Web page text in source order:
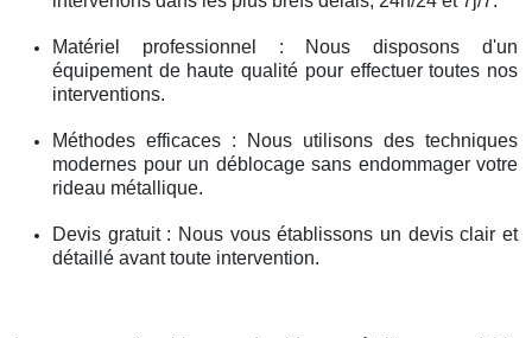
Matériel professionnel : Nous disposons d'un
équipement de haute qualité pour effectuer toutes nos
interventions.
Méthodes efficaces : Nous utilisons des techniques
modernes pour un déblocage sans endommager votre
rideau métallique.
Devis gratuit : Nous vous établissons un devis clair et
détaillé avant toute intervention.